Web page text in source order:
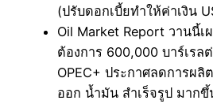
(ปรับดอกเบี้ยทำให้ค่าเงิน
Oil Market Report วานนี้เ
ต้องการ 600,000 บาร์เร
OPEC+ ประกาศลดการผ
ออก น้ำมัน สำเร็จรูป มาก